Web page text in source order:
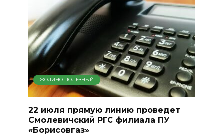
ЖОДИНО ПОЛЕЗНЫЙ
22 июля прямую линию проведет
Смолевичский РГС филиала ПУ
«Борисовгаз»